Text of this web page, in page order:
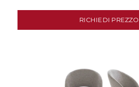
RICHIEDI PREZZO